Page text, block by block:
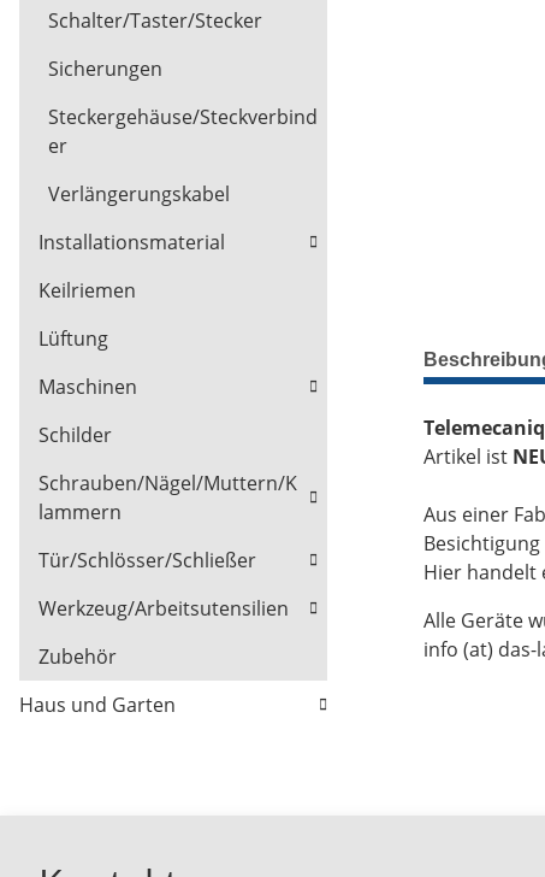
Artikel ist
Aus einer
Hier handelt
Alle Geräte
info (at) das-
Schalter/Taster/Stecker
Sicherungen
Steckergehäuse/Steckverbind
er
Verlängerungskabel
Installationsmaterial
Keilriemen
Lüftung
Maschinen
Schilder
Schrauben/Nägel/Muttern/K
lammern
Tür/Schlösser/Schließer
Werkzeug/Arbeitsutensilien
Zubehör
Haus und Garten